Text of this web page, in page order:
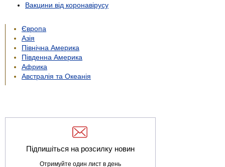
Вакцини від коронавірусу
Європа
Азія
Північна Америка
Південна Америка
Африка
Австралія та Океанія
Підпишіться на розсилку новин
Отримуйте один лист в день